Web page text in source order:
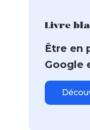
Livre
Être en
Google